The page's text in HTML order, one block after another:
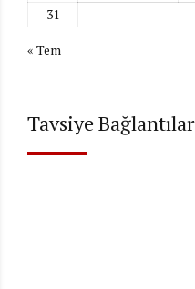
31
« Tem
Tavsiye Bağlantılar